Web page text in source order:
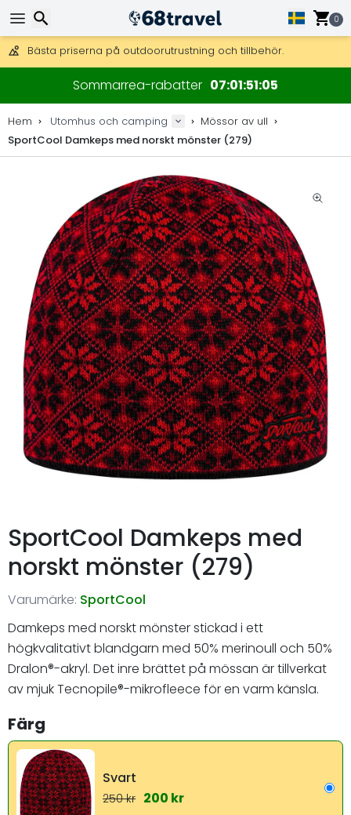
0
DHL Express över natten är också tillgängligt.
30 dagar för retur, 90 dagar för träkartor och dekorationer.
Bästa priserna på outdoorutrustning och tillbehör.
Sommarrea-rabatter 07 01 51 05
Hem Utomhus och camping
Mössor av ull
SportCool Damkeps med norskt mönster (279)
SportCool Damkeps med
norskt mönster (279)
Varumärke: SportCool
Damkeps med norskt mönster stickad i ett
högkvalitativt blandgarn med 50% merinoull och 50%
Dralon®-akryl. Det inre brättet på mössan är tillverkat
av mjuk Tecnopile®-mikrofleece för en varm känsla.
Färg
Svart
250 kr 200 kr
Sök